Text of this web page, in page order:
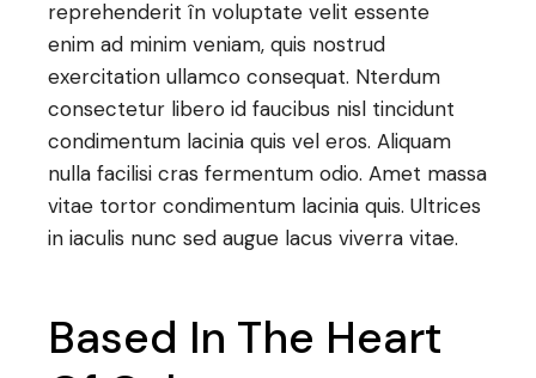
reprehenderit în voluptate velit essente
enim ad minim veniam, quis nostrud
exercitation ullamco consequat. Nterdum
consectetur libero id faucibus nisl tincidunt
condimentum lacinia quis vel eros. Aliquam
nulla facilisi cras fermentum odio. Amet massa
vitae tortor condimentum lacinia quis. Ultrices
in iaculis nunc sed augue lacus viverra vitae.
Based In The Heart